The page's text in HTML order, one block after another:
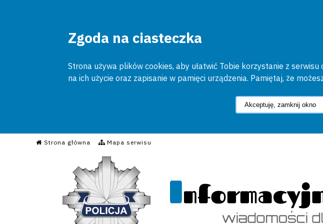
Zgoda na ciasteczka
Strona używa plików cookies, aby ułatwić Tobie korzystanie z
na ich użycie oraz zapisanie w pamięci urządzenia. Pamiętaj, że
Akceptuję, zamknij okno
Strona główna Mapa serwisu
Informacyjny Serwis Policyjny